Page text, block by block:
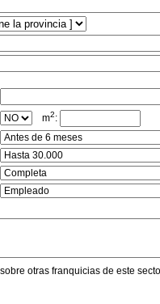
m2:
otras franquicias de este